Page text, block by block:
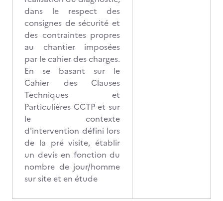
dans le respect des
consignes de sécurité et
des contraintes propres
au chantier imposées
par le cahier des charges.
En se basant sur le
Cahier des Clauses
Techniques et
Particulières CCTP et sur
le contexte
d'intervention défini lors
de la pré visite, établir
un devis en fonction du
nombre de jour/homme
sur site et en étude